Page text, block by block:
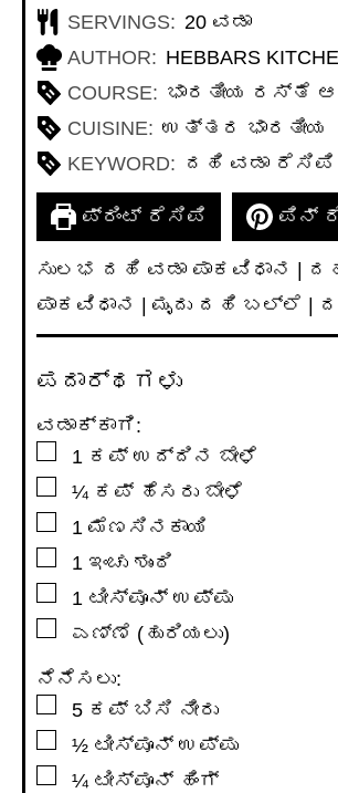
SERVINGS: 20 ವಡಾ
AUTHOR: HEBBARS
COURSE: ಭಾರತೀಯ ರಸ್ತೆ
CUISINE: ಉತ್ತರ ಭಾರತೀಯ
KEYWORD: ದಹಿ ವಡಾ ರೆಸಿಪಿ
ಪ್ರಿಂಟ್ ರೆಸಿಪಿ ಪಿನ್
ಸುಲಭ ದಹಿ ವಡಾ ಪಾಕವಿಧಾನ |
ಪಾಕವಿಧಾನ | ಮೃದು ದಹಿ ಬಲ್ಲೆ |
ಪದಾರ್ಥಗಳು
ವಡಾಕ್ಕಾಗಿ:
▢1 ಕಪ್ ಉದ್ದಿನ ಬೇಳೆ
▢¼ ಕಪ್ ಹೆಸರು ಬೇಳೆ
▢1 ಮೆಣಸಿನಕಾಯಿ
▢1 ಇಂಚು ಶುಂಠಿ
▢1 ಟೀಸ್ಪೂನ್ ಉಪ್ಪು
▢ಎಣ್ಣೆ (ಹುರಿಯಲು)
ನೆನೆಸಲು:
▢5 ಕಪ್ ಬಿಸಿ ನೀರು
▢½ ಟೀಸ್ಪೂನ್ ಉಪ್ಪು
▢¼ ಟೀಸ್ಪೂನ್ ಹಿಂಗ್